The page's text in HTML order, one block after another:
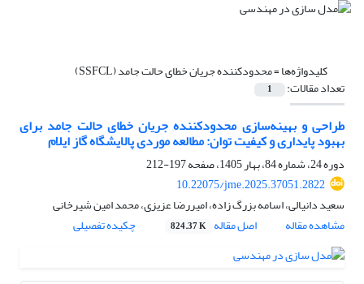
کلیدواژه‌ها =محدودکننده جریان خطای حالت جامد (SSFCL)
تعداد مقالات: 1
طراحی و بهینه‌سازی محدودکننده جریان خطای حالت جامد برای
بهبود پایداری و کیفیت توان: مطالعه موردی پالایشگاه گاز ایلام
دوره 24، شماره 84، بهار 1405، صفحه
197-212
10.22075/jme.2025.37051.2822
سعید دانیالی، اسامه بزرگ زاده، امیررضا عزیزی، محمد امین شیرخانی
مشاهده مقاله
اصل مقاله 824.37 K چکیده تفصیلی